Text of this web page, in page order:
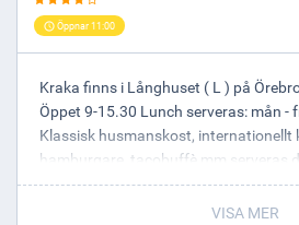
Öppnar 11:00
Kraka finns i Långhuset ( L ) på
Öppet 9-15.30 Lunch serveras: mån -
Klassisk husmanskost, internationellt
hamburgare, tacobuffè mm serveras
Dagens lunch 119 kr, lunchkuponger
kr. Sodexogästkort 107 kr/lunch.
VISA MER